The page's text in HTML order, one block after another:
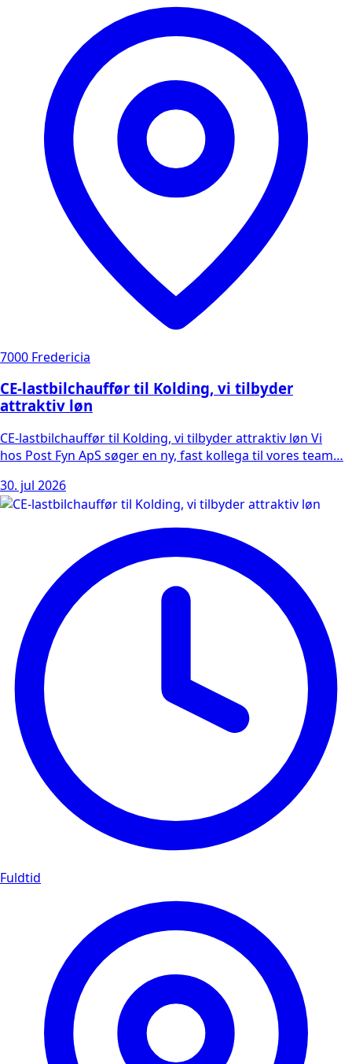
7000 Fredericia
CE-lastbilchauffør til Kolding, vi tilbyder
attraktiv løn
CE-lastbilchauffør til Kolding, vi tilbyder attraktiv løn Vi
hos Post Fyn ApS søger en ny, fast kollega til vores team…
30. jul 2026
Fuldtid